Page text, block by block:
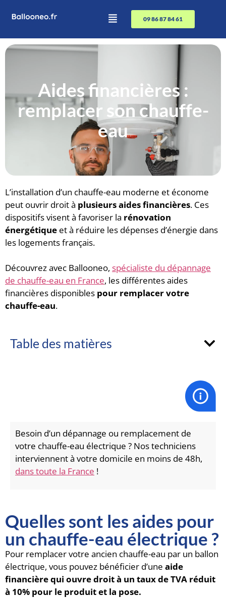
09 86 87 84 61
Aides financières :
remplacer son chauffe-
eau
L’installation d’un chauffe-eau moderne et économe
peut ouvrir droit à plusieurs aides financières. Ces
dispositifs visent à favoriser la rénovation
énergétique et à réduire les dépenses d’énergie dans
les logements français.
Découvrez avec Ballooneo, spécialiste du dépannage
de chauffe-eau en France, les différentes aides
financières disponibles pour remplacer votre
chauffe-eau.
Table des matières
Besoin d’un dépannage ou remplacement de
votre chauffe-eau électrique ? Nos techniciens
interviennent à votre domicile en moins de 48h,
dans toute la France !
Quelles sont les aides pour
un chauffe-eau électrique ?
Pour remplacer votre ancien chauffe-eau par un ballon
électrique, vous pouvez bénéficier d’une aide
financière qui ouvre droit à un taux de TVA réduit
à 10% pour le produit et la pose.